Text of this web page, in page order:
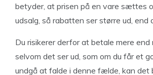
betyder, at prisen på en vare sættes
udsalg, så rabatten ser større ud, end
Du risikerer derfor at betale mere end
selvom det ser ud, som om du får et
undgå at falde i denne fælde, kan det